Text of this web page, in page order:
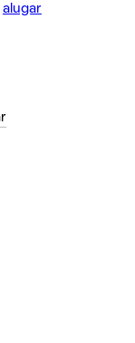
alugar